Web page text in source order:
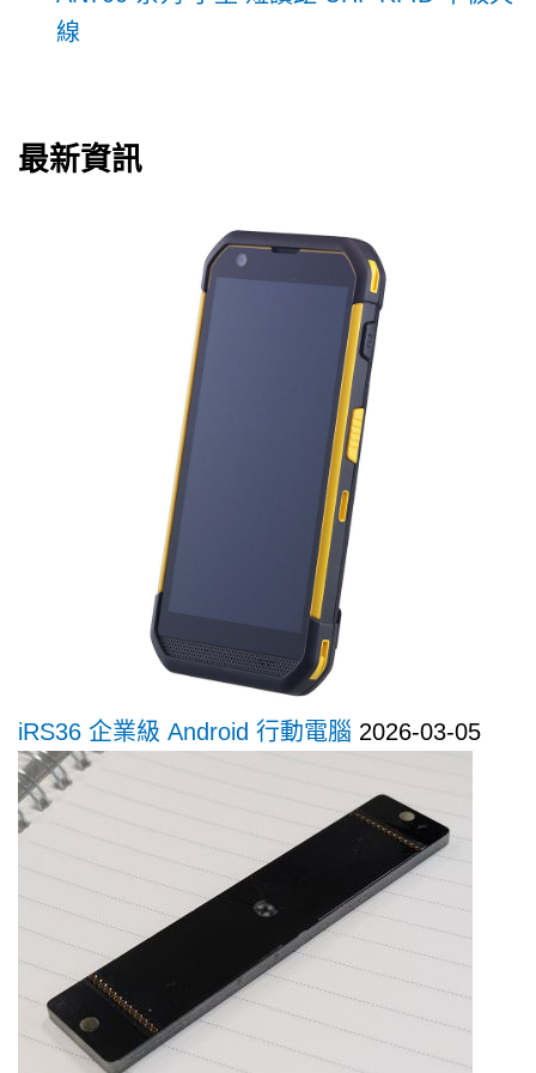
線
最新資訊
iRS36 企業級 Android 行動電腦 2026-03-05